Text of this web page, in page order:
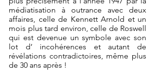
médiatisation à outrance avec deux
affaires, celle de Kennett Arnold et un
mois plus tard environ, celle de Roswell
qui est devenue un symbole avec son
lot d’ incohérences et autant de
révélations contradictoires, même plus
de 30 ans après !